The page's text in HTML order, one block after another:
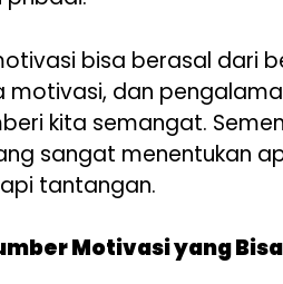
bisa berasal dari
dan
kita semangat.
sangat menentukan
tantangan.
Motivasi yang